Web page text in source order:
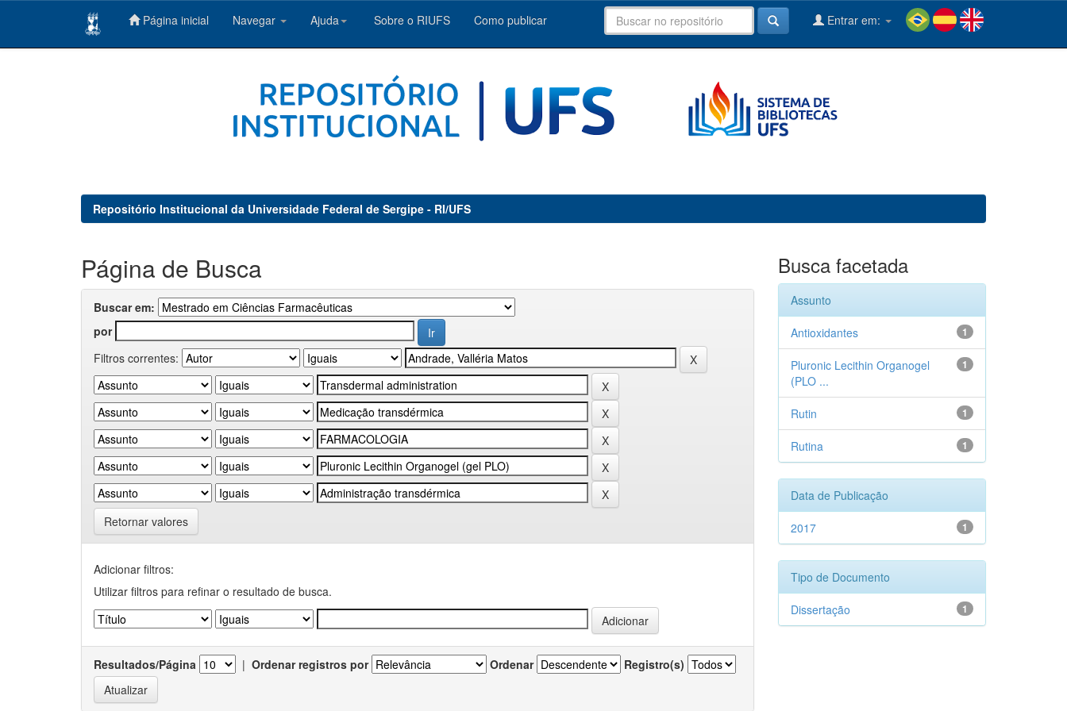
Página inicial Navegar Ajuda Sobre o RIUFS Como publicar Entrar em:
Repositório Institucional da Universidade Federal de Sergipe - RI/UFS
Página de Busca
Buscar em:
por
Filtros correntes:
Retornar valores
Adicionar filtros:
Utilizar filtros para refinar o resultado de busca.
Resultados/Página | Ordenar registros por Ordenar Registro(s)
Busca facetada
Assunto
1
Antioxidantes
1
Pluronic Lecithin Organogel
(PLO ...
1
Rutin
1
Rutina
Data de Publicação
1
2017
Tipo de Documento
1
Dissertação